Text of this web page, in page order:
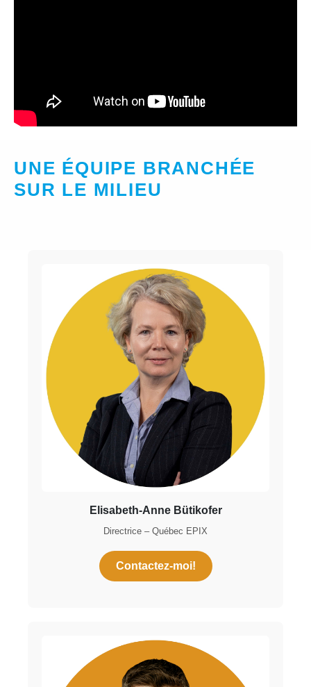
UNE ÉQUIPE BRANCHÉE
SUR LE MILIEU
Elisabeth-Anne Bütikofer
Directrice – Québec EPIX
Contactez-moi!